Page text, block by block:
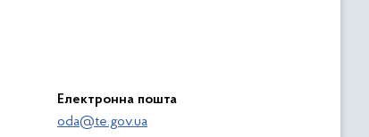
Електронна пошта
oda@te.gov.ua